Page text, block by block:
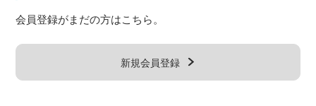
会員登録がまだの方はこちら。
新規会員登録